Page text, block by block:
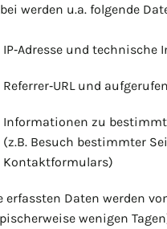
werden u.a. folgende
IP‑Adresse und
Referrer‑URL und
Informationen zu
(z.B. Besuch bestimmter
Kontaktformulars)
erfassten Daten werden
wenigen